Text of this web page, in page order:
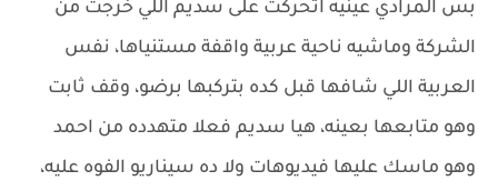
بس المرادي عينيه اتحركت على سديم اللي خرجت من
الشركة وماشيه ناحية عربية واقفة مستنياها، نفس
العربية اللي شافها قبل كده بتركبها برضو، وقف ثابت
وهو متابعها بعينه، هيا سديم فعلا متهدده من احمد
وهو ماسك عليها فيديوهات ولا ده سيناريو الفوه عليه،